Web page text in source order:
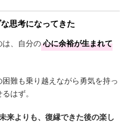
思考になってきた
は、自分の心に余裕が生まれて
難も乗り越えながら勇気を持っ
はず。
来よりも、復縁できた後の楽し